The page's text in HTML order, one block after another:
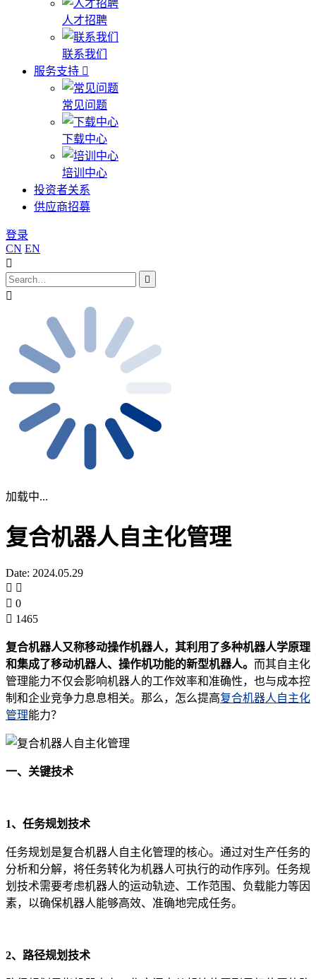
人才招聘
联系我们
服务支持
常见问题
下载中心
培训中心
投资者关系
供应商招募
登录
CN EN
加载中...
复合机器人自主化管理
Date: 2024.05.29
0
1465
复合机器人又称移动操作机器人，其利用了多种机器人学原理
和集成了移动机器人、操作机功能的新型机器人。 而其自主化
管理能力不仅会影响机器人的工作效率和准确性，也与成本控
制和企业竞争力息息相关。那么，怎么提高复合机器人自主化
管理能力？
一、关键技术
1、任务规划技术
任务规划是复合机器人自主化管理的核心。通过对生产任务的
分析和分解，将任务转化为机器人可执行的动作序列。任务规
划技术需要考虑机器人的运动轨迹、工作范围、负载能力等因
素，以确保机器人能够高效、准确地完成任务。
2、路径规划技术